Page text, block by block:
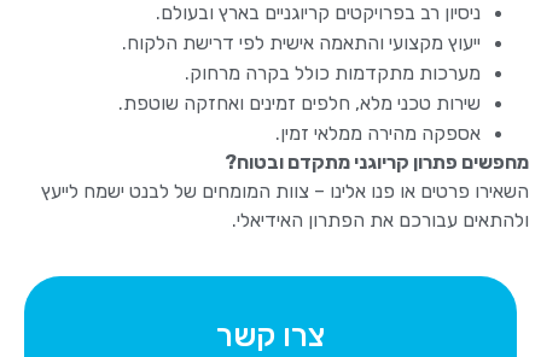
ניסיון רב בפרויקטים קריוגניים בארץ ובעולם.
ייעוץ מקצועי והתאמה אישית לפי דרישת הלקוח.
מערכות מתקדמות כולל בקרה מרחוק.
שירות טכני מלא, חלפים זמינים ואחזקה שוטפת.
אספקה מהירה ממלאי זמין.
מחפשים פתרון קריוגני מתקדם ובטוח?
השאירו פרטים או פנו אלינו – צוות המומחים של לבנט ישמח לייעץ
ולהתאים עבורכם את הפתרון האידיאלי.
צרו קשר